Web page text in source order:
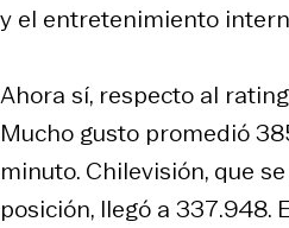
y el entretenimiento
Ahora sí, respecto al
Mucho gusto promedió
minuto. Chilevisión, que
posición, llegó a 337.948.